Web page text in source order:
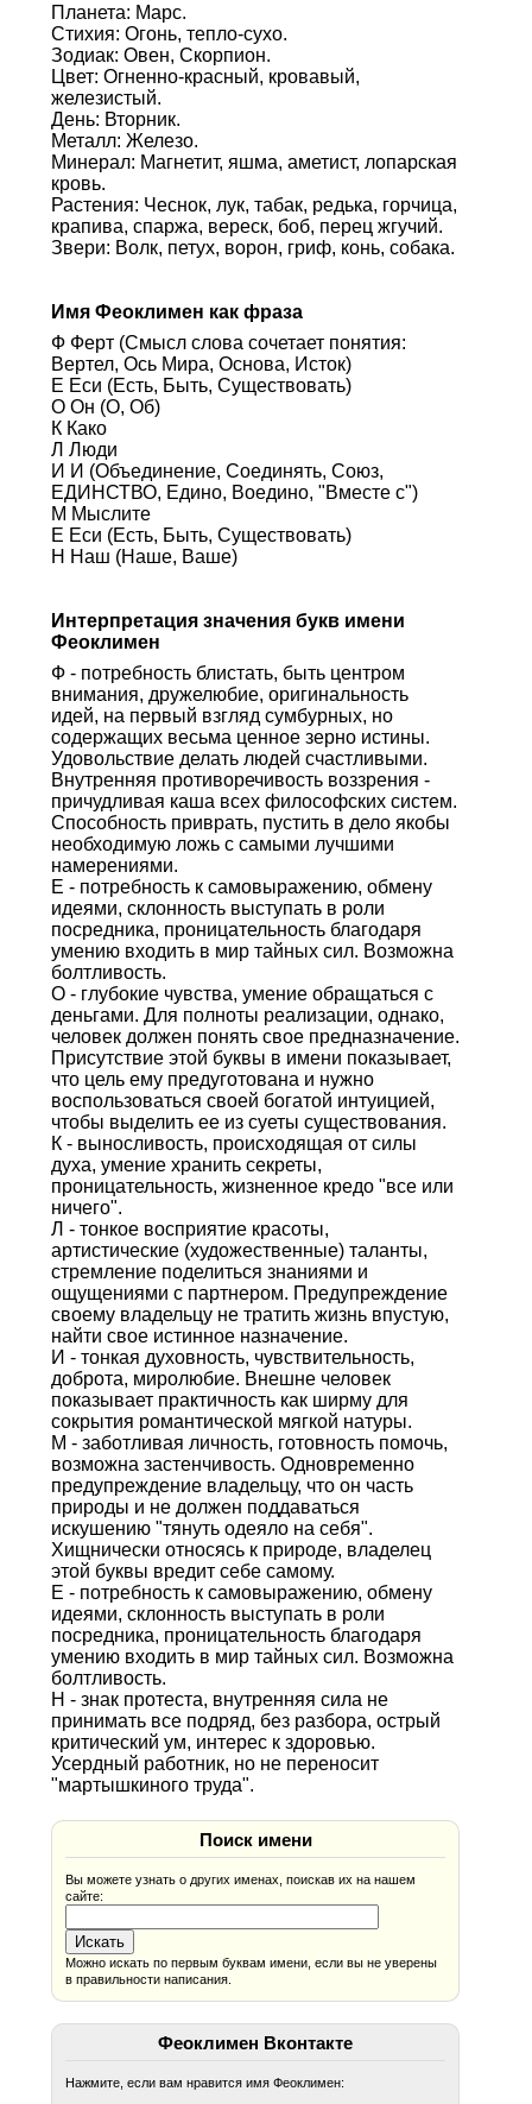
Планета: Марс.
Стихия: Огонь, тепло-сухо.
Зодиак: Овен, Скорпион.
Цвет: Огненно-красный, кровавый,
железистый.
День: Вторник.
Металл: Железо.
Минерал: Магнетит, яшма, аметист, лопарская
кровь.
Растения: Чеснок, лук, табак, редька, горчица,
крапива, спаржа, вереск, боб, перец жгучий.
Звери: Волк, петух, ворон, гриф, конь, собака.
Имя Феоклимен как фраза
Ф Ферт (Смысл слова сочетает понятия:
Вертел, Ось Мира, Основа, Исток)
Е Еси (Есть, Быть, Существовать)
О Он (О, Об)
К Како
Л Люди
И И (Объединение, Соединять, Союз,
ЕДИНСТВО, Едино, Воедино, "Вместе с")
М Мыслите
Е Еси (Есть, Быть, Существовать)
Н Наш (Наше, Ваше)
Интерпретация значения букв имени
Феоклимен
Ф - потребность блистать, быть центром
внимания, дружелюбие, оригинальность
идей, на первый взгляд сумбурных, но
содержащих весьма ценное зерно истины.
Удовольствие делать людей счастливыми.
Внутренняя противоречивость воззрения -
причудливая каша всех философских систем.
Способность приврать, пустить в дело якобы
необходимую ложь с самыми лучшими
намерениями.
Е - потребность к самовыражению, обмену
идеями, склонность выступать в роли
посредника, проницательность благодаря
умению входить в мир тайных сил. Возможна
болтливость.
О - глубокие чувства, умение обращаться с
деньгами. Для полноты реализации, однако,
человек должен понять свое предназначение.
Присутствие этой буквы в имени показывает,
что цель ему предуготована и нужно
воспользоваться своей богатой интуицией,
чтобы выделить ее из суеты существования.
К - выносливость, происходящая от силы
духа, умение хранить секреты,
проницательность, жизненное кредо "все или
ничего".
Л - тонкое восприятие красоты,
артистические (художественные) таланты,
стремление поделиться знаниями и
ощущениями с партнером. Предупреждение
своему владельцу не тратить жизнь впустую,
найти свое истинное назначение.
И - тонкая духовность, чувствительность,
доброта, миролюбие. Внешне человек
показывает практичность как ширму для
сокрытия романтической мягкой натуры.
М - заботливая личность, готовность помочь,
возможна застенчивость. Одновременно
предупреждение владельцу, что он часть
природы и не должен поддаваться
искушению "тянуть одеяло на себя".
Хищнически относясь к природе, владелец
этой буквы вредит себе самому.
Е - потребность к самовыражению, обмену
идеями, склонность выступать в роли
посредника, проницательность благодаря
умению входить в мир тайных сил. Возможна
болтливость.
Н - знак протеста, внутренняя сила не
принимать все подряд, без разбора, острый
критический ум, интерес к здоровью.
Усердный работник, но не переносит
"мартышкиного труда".
Поиск имени
Вы можете узнать о других именах, поискав их на нашем
сайте:
Можно искать по первым буквам имени, если вы не уверены
в правильности написания.
Феоклимен Вконтакте
Нажмите, если вам нравится имя Феоклимен: